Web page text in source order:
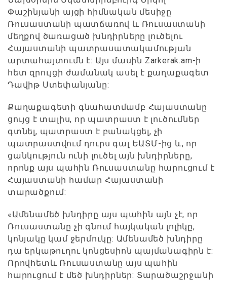
Փաշինյանի այցի հիմնական մեսիջը
Ռուսաստանի պատճառով և Ռուսաստանի
մեղքով ծառացած խնդիրները լուծելու
Հայաստանի պատրասատակամության
արտահայտումն է: Այս մասին Zarkerak.am-ի
հետ զրույցի ժամանակ ասել է քաղաքագետ
Դավիթ Ստեփանյանը:
Քաղաքագետի գնահատմամբ Հայաստանը
ցույց է տալիս, որ պատրաստ է լուծումներ
գտնել, պատրաստ է բանակցել, չի
պատրաստվում դուրս գալ ԵԱՏՄ-ից և, որ
ցանկություն ունի լուծել այն խնդիրները,
որոնք այս պահին Ռուսաստանը հարուցում է
Հայաստանի համար Հայաստանի
տարածքում:
«Ամենամեծ խնդիրը այս պահին այն չէ, որ
Ռուսաստանը չի գնում հայկական լոլիկը,
կոնյակը կամ ջերմուկը: Ամենամեծ խնդիրը
դա երկաթուղու կոնցեսիոն պայմանագիրն է:
Որովհետև Ռուսաստանը այս պահին
հարուցում է մեծ խնդիրներ: Տարածաշրջանի